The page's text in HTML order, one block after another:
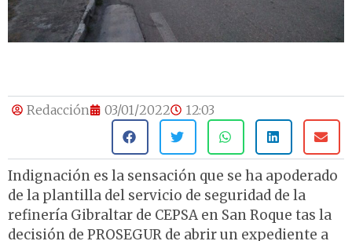
Redacción 03/01/2022 12:03
Indignación es la sensación que se ha apoderado
de la plantilla del servicio de seguridad de la
refinería Gibraltar de CEPSA en San Roque tas la
decisión de PROSEGUR de abrir un expediente a